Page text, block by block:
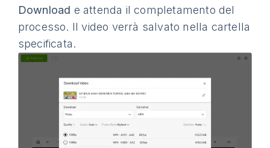
Download e attenda il completamento del
processo. Il video verrà salvato nella cartella
specificata.